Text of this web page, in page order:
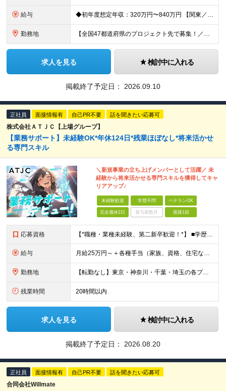
給与 ◆初年度想定年収：320万円〜840万円 【関東／一都三県】月給24万円〜70万円 【関西・東海地方】月給23万円〜65万円 【その他の地方等】月給22万円〜60万円 ※ご経験・スキル・前職給与などを
勤務地 【全国47都道府県のプロジェクト先で募集！／転居を伴う転勤なし】 ★自宅から通勤圏内で配属します。 ■首都圏／東京、神奈川、埼玉、千葉 ■関東／茨城、栃木、群馬、山梨 ■関西／大阪、兵庫、京都、奈良
求人を見る 検討中に入れる
掲載終了予定日： 2026.09.10
正社員 面接情報有 自己PR不要 話を聞きたい応募可
株式会社ＡＴＪＣ【上場グループ】
【業務サポート】未経験OK*年休124日*残業ほぼなし*将来活かせ
る専門スキル
＼新規事業の立ち上げメンバーとして活躍／ 未
経験から将来活かせる専門スキルを獲得してキャ
リアアップ♪
未経験歓迎 学歴不問 ベテランOK
完全週休2日 賞与複数月 面接1回
応募資格 【*職種・業種未経験、第二新卒歓迎！*】 ■学歴不問 ☆意欲重視の採用です！社会人デビューの方も、PCスキルゼロの方も興味さえあれば大歓迎です！ ☆資格・経験・ブランク・転職回数などはすべて不問！
給与 月給25万円～＋各種手当（家族、資格、住宅など） ★ご経験をお持ちの方は前職給与保証！ ※試用期間は6ヶ月 ※上記には固定残業代（33,784円～／20時間分）を含みます。超過分は追加支給致します。
勤務地 【転勤なし】東京・神奈川・千葉・埼玉の各プロジェクト先での勤務【直行直帰OK】 ※工事現場もしくは事業所に直行直帰となります。 【東京オフィス】★市ヶ谷駅から徒歩1分 東京都千代田区九段北4-1-9
残業時間 20時間以内
求人を見る 検討中に入れる
掲載終了予定日： 2026.08.20
正社員 面接情報有 自己PR不要 話を聞きたい応募可
合同会社Willmate